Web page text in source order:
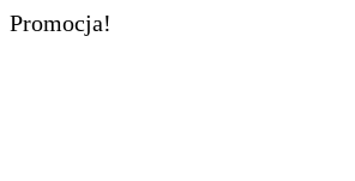
Promocja!